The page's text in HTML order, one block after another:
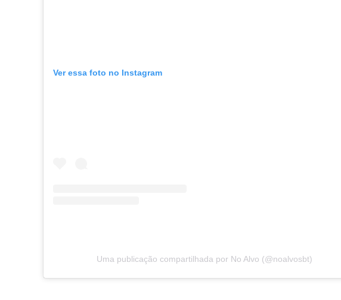
Ver essa foto no Instagram
Uma publicação compartilhada por No Alvo (@noalvosbt)